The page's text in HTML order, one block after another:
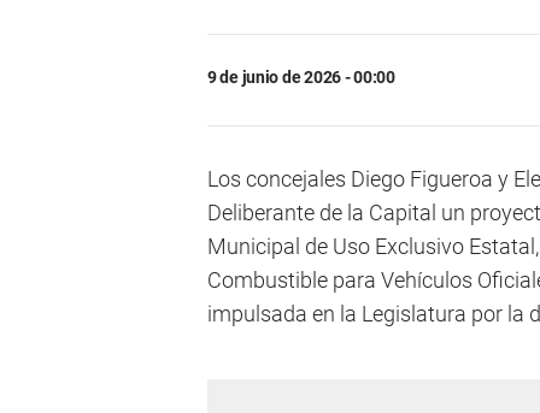
9 de junio de 2026 - 00:00
Los concejales Diego Figueroa y
Deliberante de la Capital un
Municipal de Uso Exclusivo
Combustible para Vehículos
impulsada en la Legislatura por la